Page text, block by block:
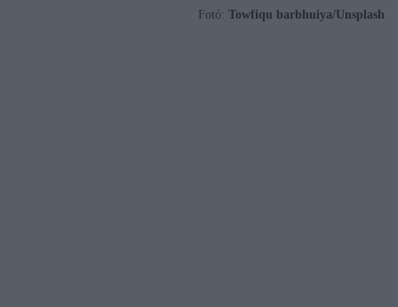
Fotó: Towfiqu barbhuiya/Unsplash